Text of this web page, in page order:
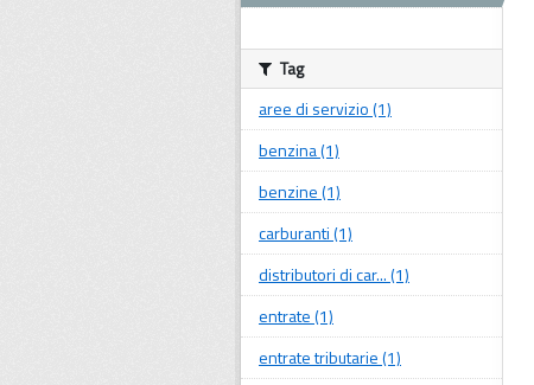
Tag
aree di servizio (1)
benzina (1)
benzine (1)
carburanti (1)
distributori di car... (1)
entrate (1)
entrate tributarie (1)